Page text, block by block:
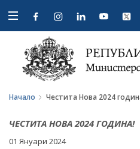
Open
navigation
Начало Честита Нова 2024
ЧЕСТИТА НОВА 2024 ГОДИНА!
01 Януари 2024